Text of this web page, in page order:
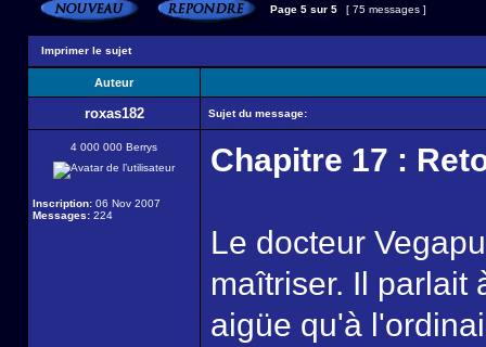
Page 5 sur 5 [ 75 messages ]
Imprimer le sujet
Auteur
roxas182 Sujet du message:
4 000 000 Berrys
Inscription: 06 Nov 2007
Messages: 224
Chapitre 17 :
Le docteur
maîtriser. Il parlait
aigüe qu'à